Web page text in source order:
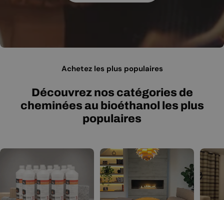
Achetez les plus populaires
Découvrez nos catégories de
cheminées au bioéthanol les plus
populaires